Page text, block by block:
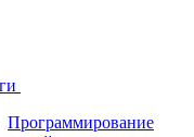
Программирование